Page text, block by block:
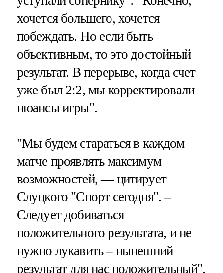
хочется большего, хочется
побеждать. Но если быть
объективным, то это достойный
результат. В перерыве, когда счет
уже был 2:2, мы корректировали
нюансы игры".
"Мы будем стараться в каждом
матче проявлять максимум
возможностей, — цитирует
Слуцкого "Спорт сегодня". –
Следует добиваться
положительного результата, и не
нужно лукавить – нынешний
результат для нас положительный".